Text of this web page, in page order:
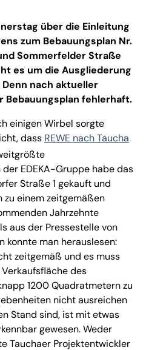
über die Einleitung
zum Bebauungsplan Nr.
Sommerfelder Straße
es um die Ausgliederung
nach aktueller
Bebauungsplan fehlerhaft.
einigen Wirbel sorgte
dass REWE nach Taucha
EDEKA-Gruppe habe das
Straße 1 gekauft und
zu einem zeitgemäßen
Jahrzehnte
aus der Pressestelle von
konnte man herauslesen:
zeitgemäß und es muss
des
1200 Quadratmetern zu
nicht ausreichen
Stand sind, ist mit etwas
gewesen. Weder
Tauchaer Projektentwickler